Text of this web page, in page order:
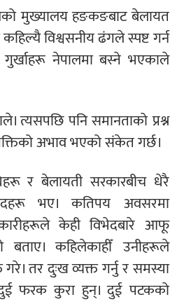
मुख्यालय हङकङबाट बेलायत
विश्वसनीय ढंगले स्पष्ट गर्न
गुर्खाहरू नेपालमा बस्ने भएकाले
त्यसपछि पनि समानताको प्रश्न
अभाव भएको संकेत गर्छ।
र बेलायती सरकारबीच धेरै
भए। कतिपय अवसरमा
केही विभेदबारे आफू
बताए। कहिलेकाहीँ उनीहरूले
तर दुःख व्यक्त गर्नु र समस्या
फरक कुरा हुन्। दुई पटकको